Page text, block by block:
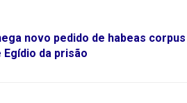
novo pedido de habeas corpus
da prisão